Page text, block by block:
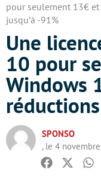
pour seulement 13€
jusqu’à -91%
Une
10 pour
Windows
SPONSO
, le 4
Facebook
Twitter